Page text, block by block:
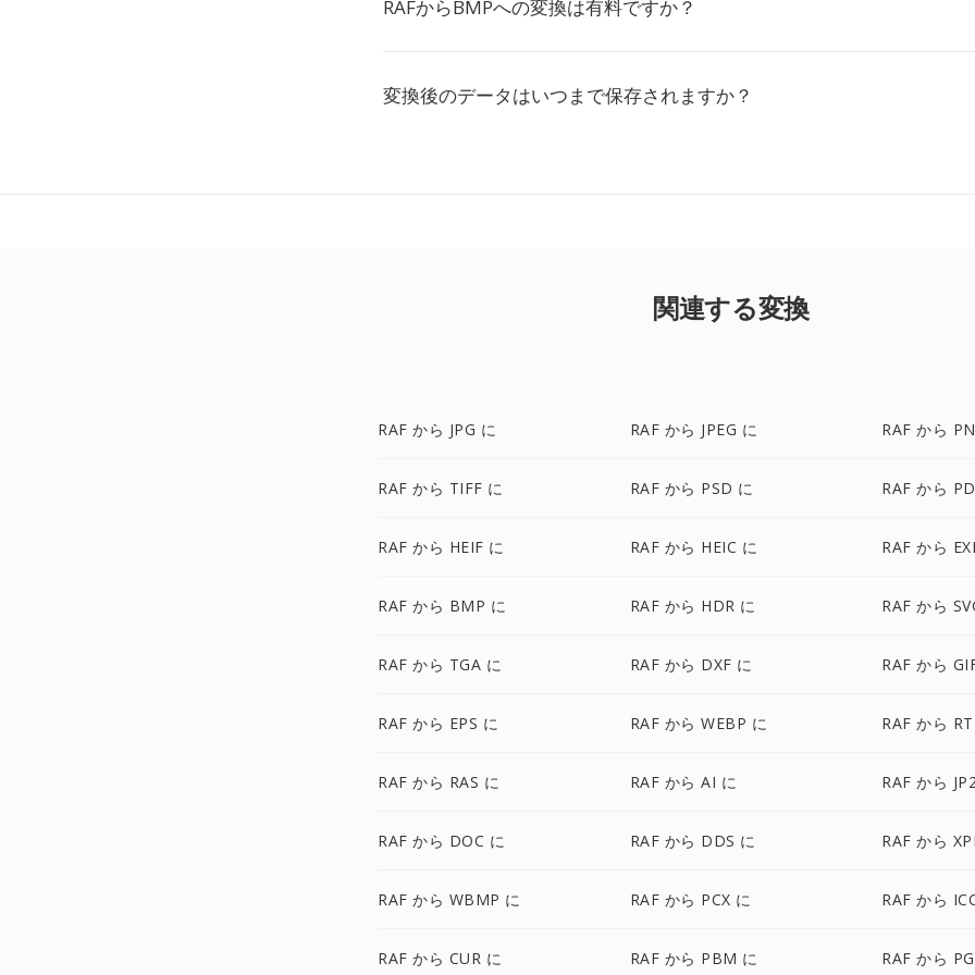
RAFからBMPへの変換は有料ですか？
変換後のデータはいつまで保存されますか？
関連する変換
RAF から JPG に RAF から JPEG に RAF から
RAF から TIFF に RAF から PSD に RAF から
RAF から HEIF に RAF から HEIC に RAF から
RAF から BMP に RAF から HDR に RAF から
RAF から TGA に RAF から DXF に RAF から
RAF から EPS に RAF から WEBP に RAF から
RAF から RAS に RAF から AI に RAF から
RAF から DOC に RAF から DDS に RAF から
RAF から WBMP に RAF から PCX に RAF から
RAF から CUR に RAF から PBM に RAF から